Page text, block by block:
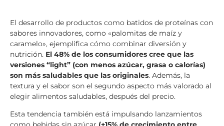
El desarrollo de productos como batidos de proteínas con
sabores innovadores, como «palomitas de maíz y
caramelo», ejemplifica cómo combinar diversión y
nutrición. El 48% de los consumidores cree que las
versiones “light” (con menos azúcar, grasa o calorías)
son más saludables que las originales. Además, la
textura y el sabor son el segundo aspecto más valorado al
elegir alimentos saludables, después del precio.
Esta tendencia también está impulsando lanzamientos